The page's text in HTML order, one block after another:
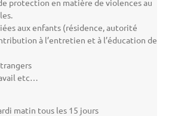
protection en matière de violences au
aux enfants (résidence, autorité
à l’entretien et à l’éducation de
etc…
matin tous les 15 jours